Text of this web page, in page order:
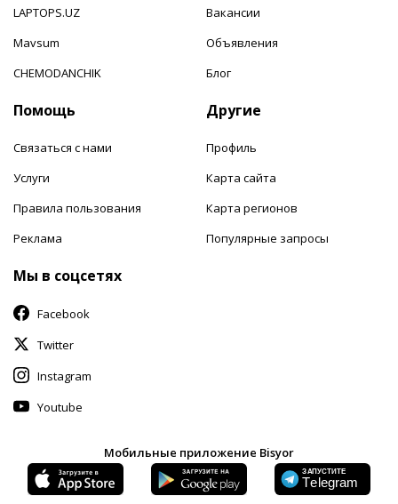
LAPTOPS.UZ
Mavsum
CHEMODANCHIK
Вакансии
Объявления
Блог
Помощь
Связаться с нами
Услуги
Правила пользования
Реклама
Другие
Профиль
Карта сайта
Карта регионов
Популярные запросы
Мы в соцсетях
Facebook
Twitter
Instagram
Youtube
Мобильные приложение Bisyor